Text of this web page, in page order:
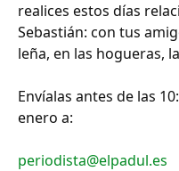
realices estos días
Sebastián: con tus
leña, en las hogueras,
Envíalas antes de las
enero a:
periodista@elpadul.es